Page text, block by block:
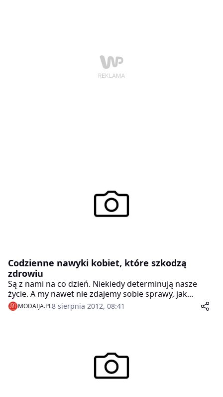
Codzienne nawyki kobiet, które szkodzą
zdrowiu
Są z nami na co dzień. Niekiedy determinują nasze
życie. A my nawet nie zdajemy sobie sprawy, jak
bardzo nam szkodzą. Poznaj kilka codziennych
przyzwyczajeń, mających zgubny wpływ na twoje
MODAIJA.PL8 sierpnia 2012, 08:41